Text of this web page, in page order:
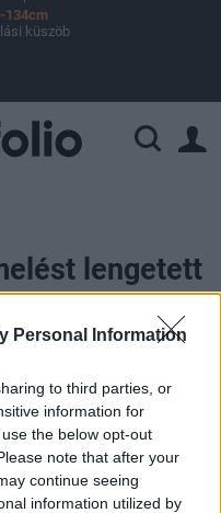
Personal Information
to third parties, or
information for
the below opt-out
note that after your
continue seeing
information utilized by
-134cm
küszöb
lengetett
egy
akkor az
infláció